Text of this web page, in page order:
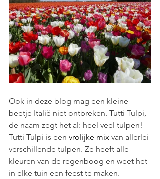
Ook in deze blog mag een kleine
beetje Italië niet ontbreken. Tutti Tulpi,
de naam zegt het al: heel veel tulpen!
Tutti Tulpi is een vrolijke mix van allerlei
verschillende tulpen. Ze heeft alle
kleuren van de regenboog en weet het
in elke tuin een feest te maken.